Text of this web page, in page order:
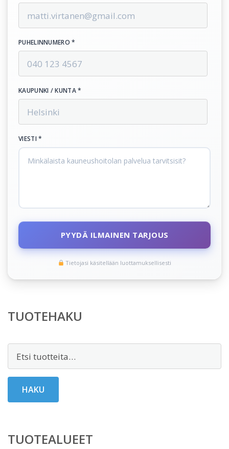
PUHELINNUMERO *
KAUPUNKI / KUNTA *
VIESTI *
PYYDÄ ILMAINEN TARJOUS
Tietojasi käsitellään luottamuksellisesti
TUOTEHAKU
HAKU
TUOTEALUEET